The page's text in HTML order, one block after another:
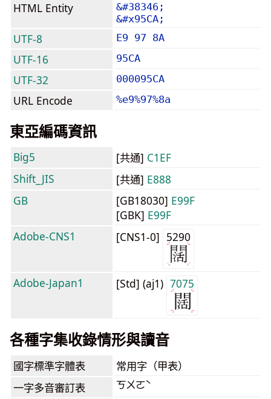
HTML Entity
&#38346;
&#x95CA;
UTF-8 E9 97 8A
UTF-16 95CA
UTF-32 000095CA
URL Encode %e9%97%8a
東亞編碼資訊
Big5 [共通] C1EF
Shift_JIS
[共通] E888
GB
[GB18030] E99F
[GBK] E99F
Adobe-CNS1
[CNS1-0] 5290
Adobe-Japan1 [Std] (aj1) 7075
各種字集收錄情形與讀音
國字標準字體表 常用字（甲表）
一字多音審訂表 ㄎㄨㄛˋ